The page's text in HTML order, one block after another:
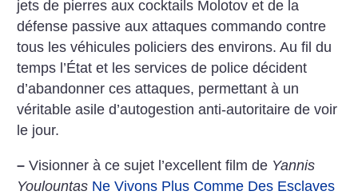
jets de pierres aux cocktails Molotov et de la
défense passive aux attaques commando contre
tous les véhicules policiers des environs. Au fil du
temps l’État et les services de police décident
d’abandonner ces attaques, permettant à un
véritable asile d’autogestion anti-­autoritaire de voir
le jour.
– Visionner à ce sujet l’excellent film de Yannis
Youlountas Ne Vivons Plus Comme Des Esclaves